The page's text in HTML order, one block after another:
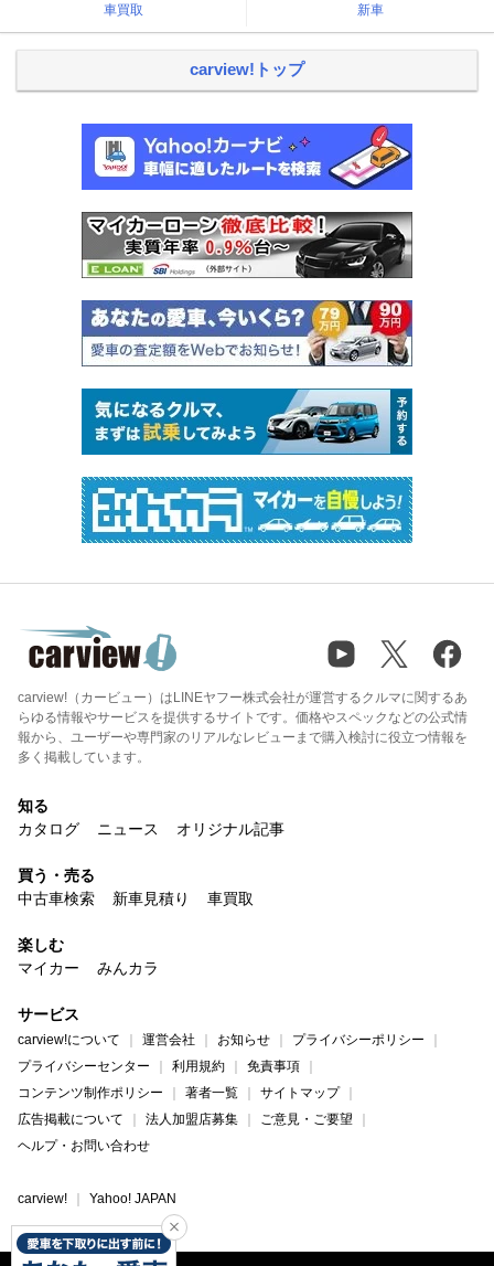
車買取 新車
carview!トップ
carview!（カービュー）はLINEヤフー株式会社が運営するクルマに関するあ
らゆる情報やサービスを提供するサイトです。価格やスペックなどの公式情
報から、ユーザーや専門家のリアルなレビューまで購入検討に役立つ情報を
多く掲載しています。
知る
カタログ
ニュース オリジナル記事
買う・売る
中古車検索
新車見積り 車買取
楽しむ
マイカー
みんカラ
サービス
carview!について 運営会社 お知らせ
プライバシーポリシー
プライバシーセンター
利用規約
免責事項
コンテンツ制作ポリシー
著者一覧
サイトマップ
広告掲載について
法人加盟店募集
ご意見・ご要望
ヘルプ・お問い合わせ
carview! Yahoo! JAPAN